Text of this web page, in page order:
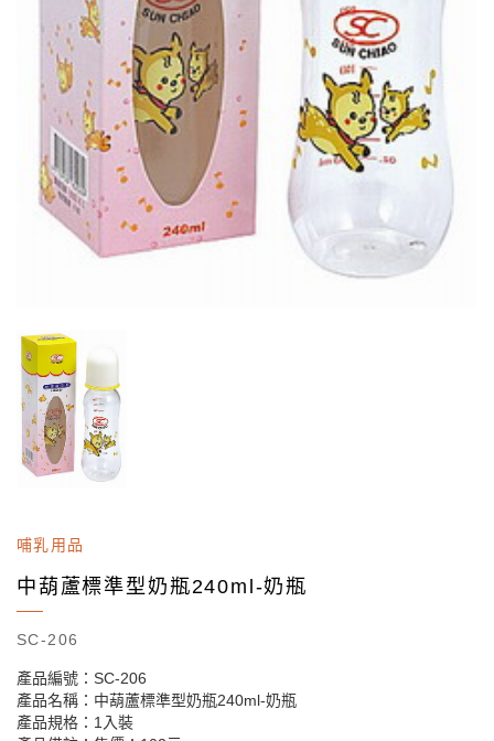
哺乳用品
中葫蘆標準型奶瓶240ml-奶瓶
SC-206
產品編號：SC-206
產品名稱：中葫蘆標準型奶瓶240ml-奶瓶
產品規格：1入裝